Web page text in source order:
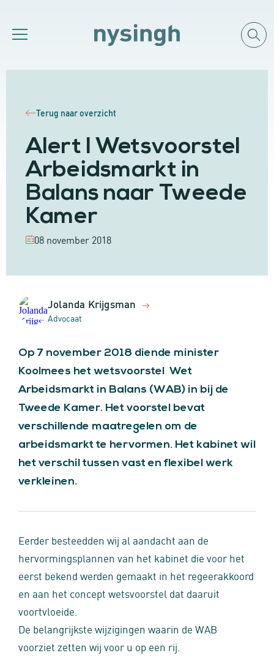
Terug naar overzicht
Alert I Wetsvoorstel
Arbeidsmarkt in
Balans naar Tweede
Kamer
08 november 2018
Jolanda Krijgsman
Advocaat
Op 7 november 2018 diende minister
Koolmees het wetsvoorstel Wet
Arbeidsmarkt in Balans (WAB) in bij de
Tweede Kamer. Het voorstel bevat
verschillende maatregelen om de
arbeidsmarkt te hervormen. Het kabinet wil
het verschil tussen vast en flexibel werk
verkleinen.
Eerder besteedden wij al aandacht aan de
hervormingsplannen van het kabinet die voor het
eerst bekend werden gemaakt in het regeerakkoord
en aan het concept wetsvoorstel dat daaruit
voortvloeide.
De belangrijkste wijzigingen waarin de WAB
voorziet zetten wij voor u op een rij.